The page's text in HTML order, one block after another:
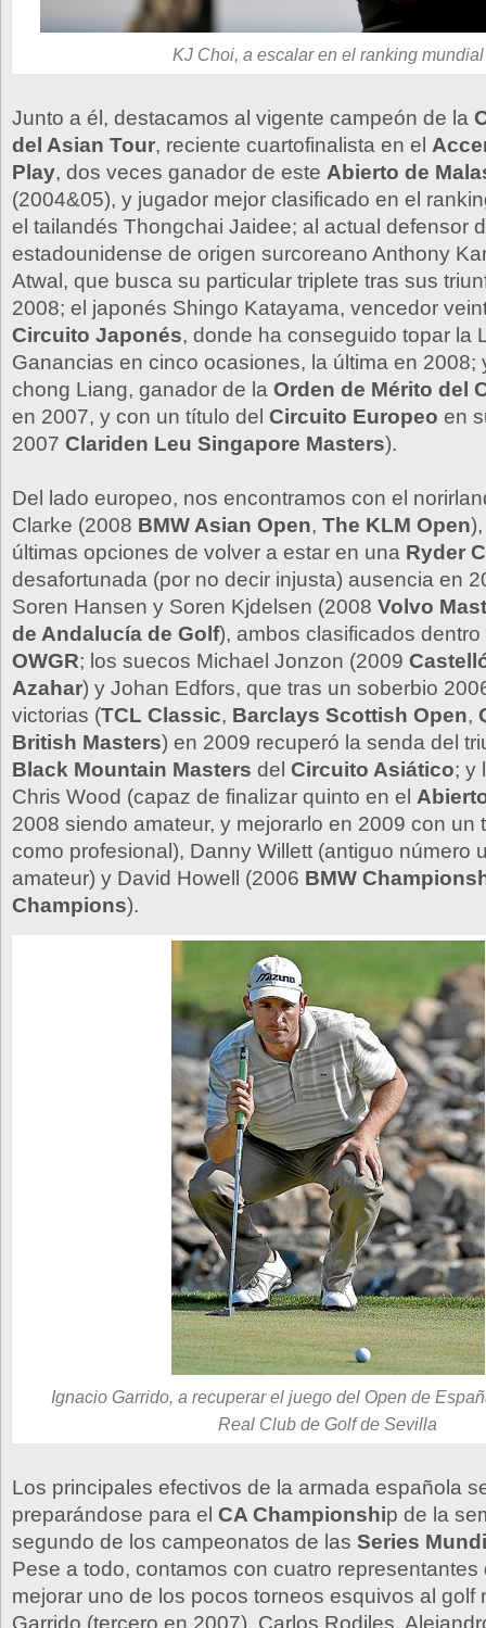
KJ Choi, a escalar en el ranking mundial
Junto a él, destacamos al vigente campeón de la
del Asian Tour, reciente cuartofinalista en el
Play, dos veces ganador de este Abierto de
(2004&05), y jugador mejor clasificado en el
el tailandés Thongchai Jaidee; al actual defensor
estadounidense de origen surcoreano Anthony
Atwal, que busca su particular triplete tras sus
2008; el japonés Shingo Katayama, vencedor
Circuito Japonés, donde ha conseguido topar la
Ganancias en cinco ocasiones, la última en 2008;
chong Liang, ganador de la Orden de Mérito del
en 2007, y con un título del Circuito Europeo en
2007 Clariden Leu Singapore Masters).
Del lado europeo, nos encontramos con el
Clarke (2008 BMW Asian Open, The KLM Open
últimas opciones de volver a estar en una Ryder
desafortunada (por no decir injusta) ausencia en
Soren Hansen y Soren Kjdelsen (2008 Volvo
de Andalucía de Golf), ambos clasificados
OWGR; los suecos Michael Jonzon (2009
Azahar) y Johan Edfors, que tras un soberbio
victorias (TCL Classic, Barclays Scottish Open,
British Masters) en 2009 recuperó la senda del
Black Mountain Masters del Circuito Asiático; y
Chris Wood (capaz de finalizar quinto en el
2008 siendo amateur, y mejorarlo en 2009 con un
como profesional), Danny Willett (antiguo número
amateur) y David Howell (2006 BMW
Champions).
Ignacio Garrido, a recuperar el juego del Open de
Real Club de Golf de Sevilla
Los principales efectivos de la armada española
preparándose para el CA Championship de la
segundo de los campeonatos de las Series
Pese a todo, contamos con cuatro representantes
mejorar uno de los pocos torneos esquivos al golf
Garrido (tercero en 2007), Carlos Rodiles,